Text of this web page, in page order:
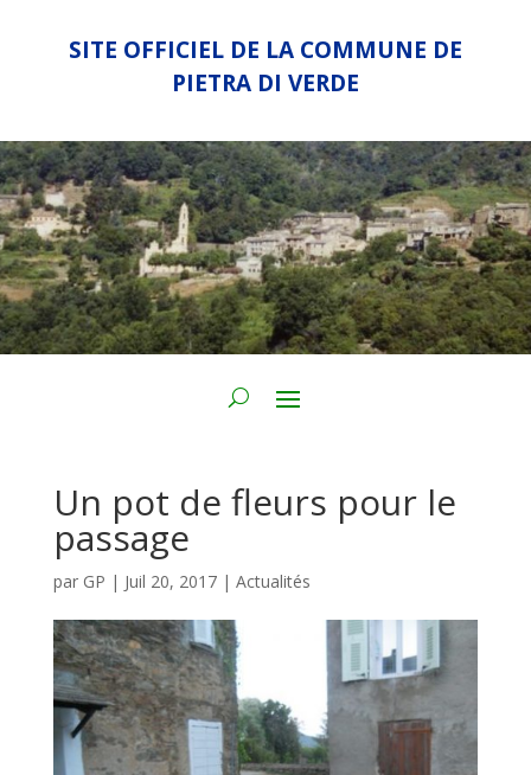
SITE OFFICIEL DE LA COMMUNE DE
PIETRA DI VERDE
Un pot de fleurs pour le
passage
par GP | Juil 20, 2017| Actualités